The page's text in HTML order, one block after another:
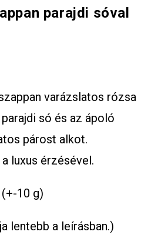
parajdi sóval
varázslatos rózsa
só és az ápoló
párost alkot.
luxus érzésével.
10 g)
lentebb a leírásban.)